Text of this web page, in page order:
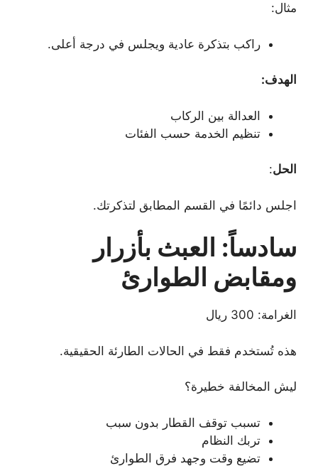
مثال:
راكب بتذكرة عادية ويجلس في درجة أعلى.
الهدف:
العدالة بين الركاب
تنظيم الخدمة حسب الفئات
الحل:
اجلس دائمًا في القسم المطابق لتذكرتك.
سادساً: العبث بأزرار
ومقابض الطوارئ
الغرامة: 300 ريال
هذه تُستخدم فقط في الحالات الطارئة الحقيقية.
ليش المخالفة خطيرة؟
تسبب توقف القطار بدون سبب
تربك النظام
تضيع وقت وجهد فرق الطوارئ